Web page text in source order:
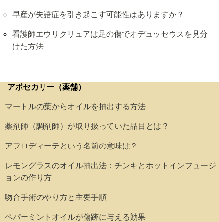
早産が失語症を引き起こす可能性はありますか？
看護師エウリクリュアは足の傷でオデュッセウスを見分
けた方法
アポセカリー（薬舗）
マートルの葉からオイルを抽出する方法
薬剤師（調剤師）が取り扱っていた品目とは？
アフロディーテという名前の意味は？
レモングラスのオイル抽出法：チンキとホットインフュージ
ョンの作り方
吻合手術のやり方と主要手順
ペパーミントオイルが傷跡に与える効果